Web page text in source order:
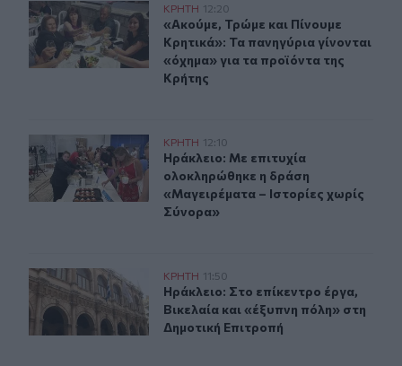
«Ακούμε, Τρώμε και Πίνουμε Κρητικά»: Τα πανηγύρια
ΚΡΗΤΗ 12:20
«Ακούμε, Τρώμε και Πίνουμε
«Ακούμε, Τρώμε και Πίνουμε
Κρητικά»: Τα πανηγύρια γίνονται
«όχημα» για τα προϊόντα της
Κρήτης
Ηράκλειο: Με επιτυχία ολοκληρώθηκε η δράση
ΚΡΗΤΗ 12:10
Ηράκλειο: Με επιτυχία
Ηράκλειο: Με επιτυχία
ολοκληρώθηκε η δράση
«Μαγειρέματα – Ιστορίες χωρίς
Σύνορα»
Ηράκλειο: Συνεδριάζει την Τρίτη η Δημοτική Επιτροπή -
ΚΡΗΤΗ 11:50
Ηράκλειο: Στο επίκεντρο έργα,
Ηράκλειο: Στο επίκεντρο έργα,
Βικελαία και «έξυπνη πόλη» στη
Δημοτική Επιτροπή